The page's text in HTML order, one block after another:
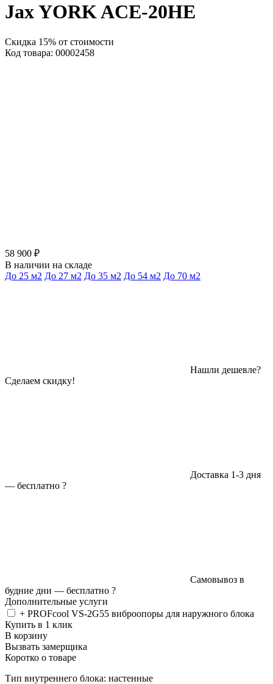
Jax YORK ACE-20HE
Скидка 15% от стоимости
Код товара: 00002458
58 900 ₽
В наличии на складе
До 25 м2 До 27 м2 До 35 м2 До 54 м2 До 70 м2
Нашли дешевле?
Сделаем скидку!
Доставка 1-3 дня
— бесплатно ?
Самовывоз в
будние дни — бесплатно ?
Дополнительные услуги
+ PROFcool VS-2G55 виброопоры для наружного блока
Купить в 1 клик
В корзину
Вызвать замерщика
Коротко о товаре
Тип внутреннего блока: настенные